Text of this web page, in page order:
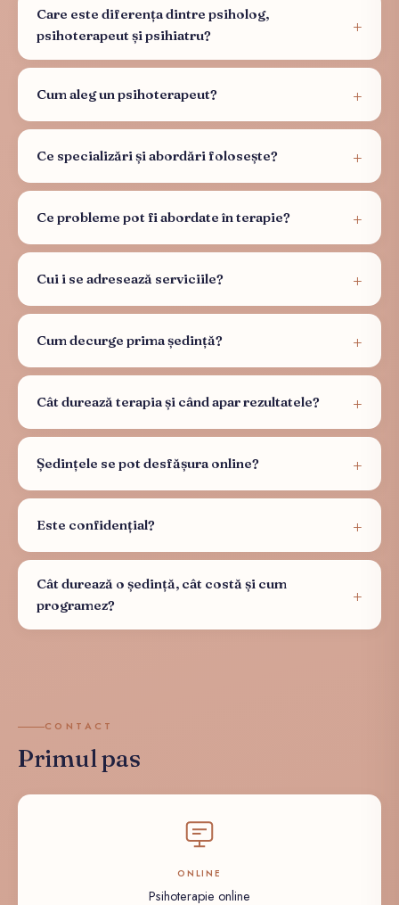
Care este diferența dintre psiholog,
psihoterapeut și psihiatru?
Cum aleg un psihoterapeut?
Ce specializări și abordări folosește?
Ce probleme pot fi abordate în terapie?
Cui i se adresează serviciile?
Cum decurge prima ședință?
Cât durează terapia și când apar rezultatele?
Ședințele se pot desfășura online?
Este confidențial?
Cât durează o ședință, cât costă și cum
programez?
CONTACT
Primul pas
ONLINE
Psihoterapie online